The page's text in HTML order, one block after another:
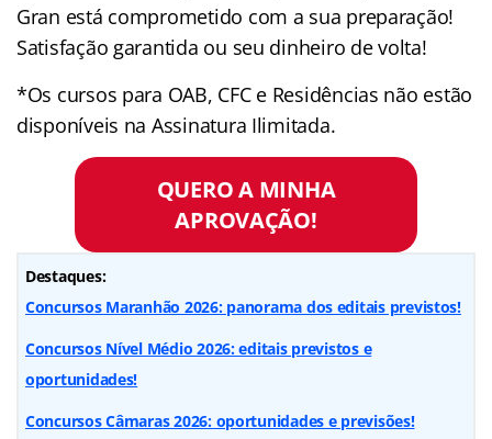
Gran está comprometido com a sua preparação!
Satisfação garantida ou seu dinheiro de volta!
*Os cursos para OAB, CFC e Residências não estão
disponíveis na Assinatura Ilimitada.
QUERO A MINHA
APROVAÇÃO!
Destaques:
Concursos Maranhão 2026: panorama dos editais previstos!
Concursos Nível Médio 2026: editais previstos e
oportunidades!
Concursos Câmaras 2026: oportunidades e previsões!